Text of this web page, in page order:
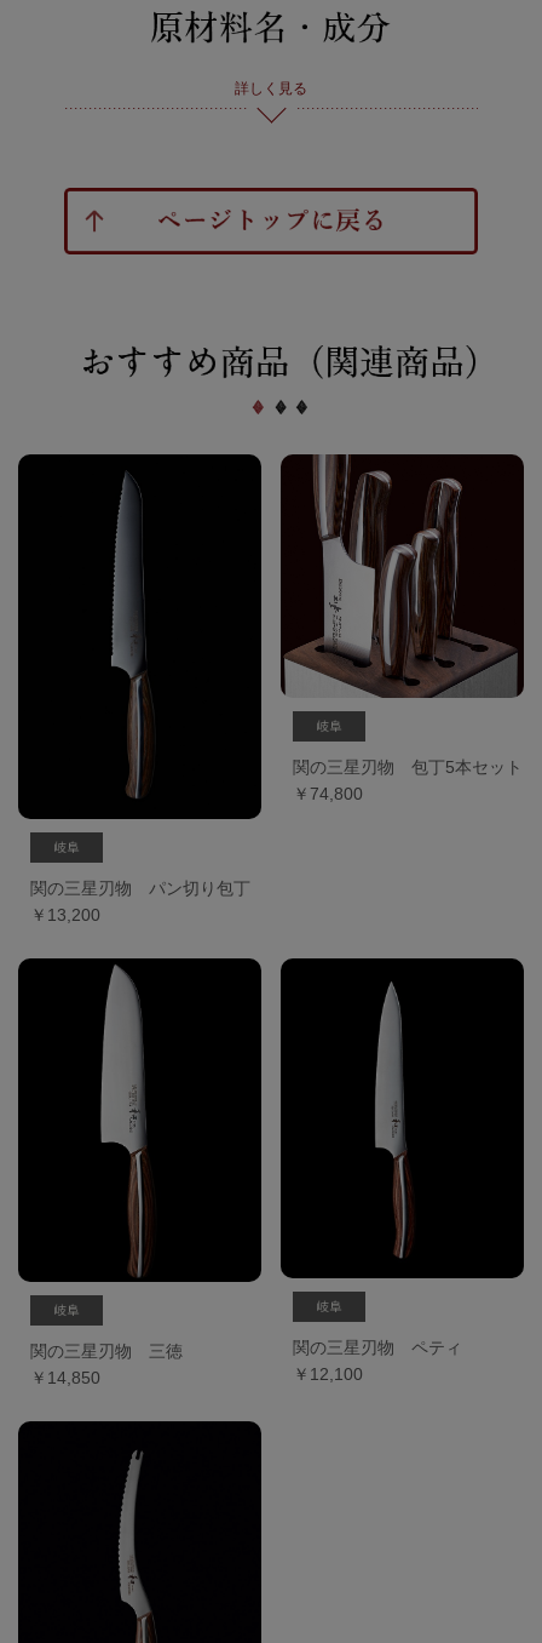
詳しく見る
関の三星刃物 パン切り包丁
￥13,200
関の三星刃物 包丁5本セット
￥74,800
関の三星刃物 三徳
￥14,850
関の三星刃物 ペティ
￥12,100